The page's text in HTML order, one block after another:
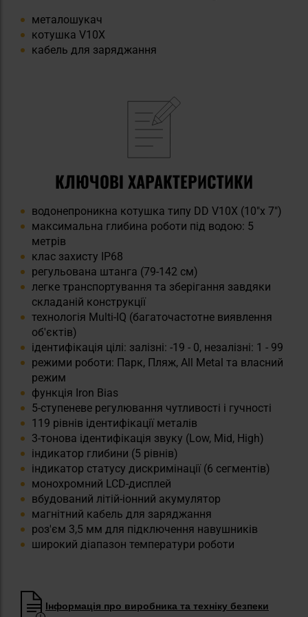
металошукач
котушка V10X
кабель для заряджання
КЛЮЧОВІ ХАРАКТЕРИСТИКИ
водонепроникна котушка типу DD V10X (10"x 7")
максимальна глибина роботи під водою: 5
метрів
клас захисту IP68
регульована штанга (79-142 см)
легке транспортування та зберігання завдяки
складаній конструкції
технологія Multi-IQ (багаточастотне виявлення
об'єктів)
ідентифікація цілі: залізні: -19 - 0, незалізні: 1 - 99
режими роботи: Парк, Пляж, All Metal та власний
режим
функція Iron Bias
5-ступеневе регулювання чутливості і гучності
119 рівнів ідентифікації металів
3-тонова ідентифікація звуку (Low, Mid, High)
індикатор глибини (5 рівнів)
індикатор статусу дискримінації (6 сегментів)
монохромний LCD-дисплей
вбудований літій-іонний акумулятор
магнітний кабель для заряджання
роз'єм 3,5 мм для підключення навушників
широкий діапазон температури роботи
Інформація про виробника та техніку безпеки